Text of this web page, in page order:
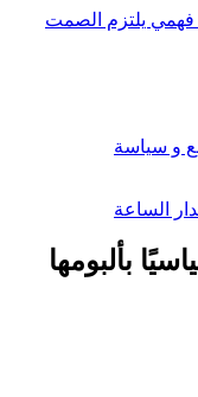
فهمي يلتزم الصمت
بألبومها